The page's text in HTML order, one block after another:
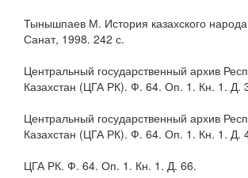
Тынышпаев М. История казахского
Санат, 1998. 242 с.
Центральный государственный архив
Казахстан (ЦГА РК). Ф. 64. Оп. 1. Кн. 1. Д.
Центральный государственный архив
Казахстан (ЦГА РК). Ф. 64. Оп. 1. Кн. 1. Д.
ЦГА РК. Ф. 64. Оп. 1. Кн. 1. Д. 66.